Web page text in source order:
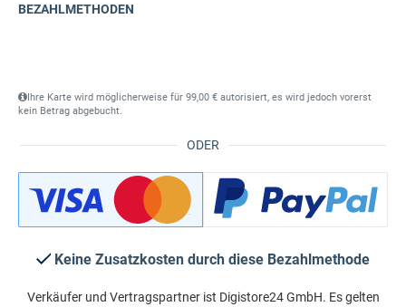
Ihre Karte wird möglicherweise für 99,00 € autorisiert, es wird jedoch vorerst
kein Betrag abgebucht.
ODER
BEZAHLMETHODEN
Keine Zusatzkosten durch diese Bezahlmethode
Verkäufer und Vertragspartner ist Digistore24 GmbH. Es gelten